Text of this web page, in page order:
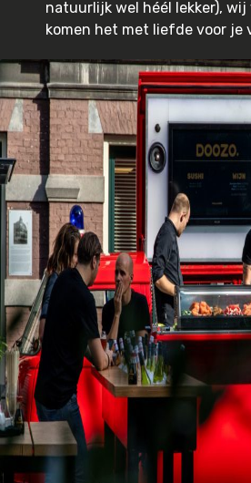
natuurlijk wel héél lekker), wij
komen het met liefde voor je